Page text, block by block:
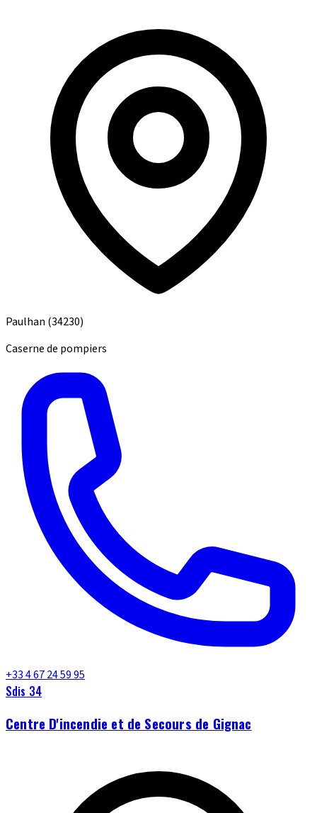
Paulhan (34230)
Caserne de pompiers
+33 4 67 24 59 95
Sdis 34
Centre D'incendie et de Secours de Gignac